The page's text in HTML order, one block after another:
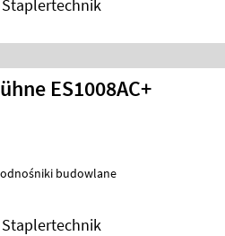
Staplertechnik
ES1008AC+
Podnośniki budowlane
Staplertechnik